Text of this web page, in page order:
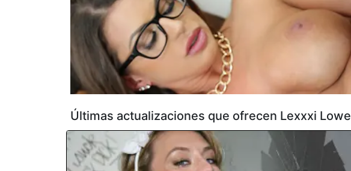
Últimas actualizaciones que ofrecen Lexxxi Lowe